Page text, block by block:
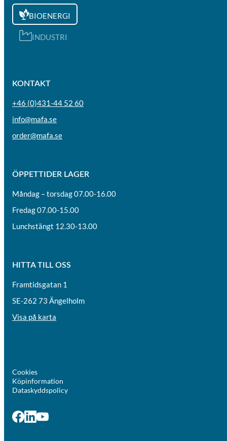
BIOENERGI
INDUSTRI
KONTAKT
+46 (0)431-44 52 60
info@mafa.se
order@mafa.se
ÖPPETTIDER LAGER
Måndag – torsdag 07.00-16.00
Fredag 07.00-15.00
Lunchstängt 12.30-13.00
HITTA TILL OSS
Framtidsgatan 1
SE-262 73 Ängelholm
Visa på karta
Cookies
Köpinformation
Dataskyddspolicy